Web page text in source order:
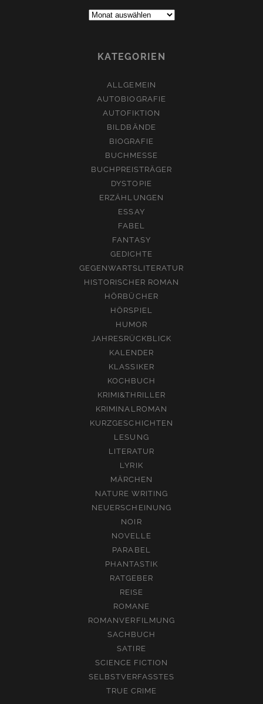
Archive:
KATEGORIEN
ALLGEMEIN
AUTOBIOGRAFIE
AUTOFIKTION
BILDBÄNDE
BIOGRAFIE
BUCHMESSE
BUCHPREISTRÄGER
DYSTOPIE
ERZÄHLUNGEN
ESSAY
FABEL
FANTASY
GEDICHTE
GEGENWARTSLITERATUR
HISTORISCHER ROMAN
HÖRBÜCHER
HÖRSPIEL
HUMOR
JAHRESRÜCKBLICK
KALENDER
KLASSIKER
KOCHBUCH
KRIMI&THRILLER
KRIMINALROMAN
KURZGESCHICHTEN
LESUNG
LITERATUR
LYRIK
MÄRCHEN
NATURE WRITING
NEUERSCHEINUNG
NOIR
NOVELLE
PARABEL
PHANTASTIK
RATGEBER
REISE
ROMANE
ROMANVERFILMUNG
SACHBUCH
SATIRE
SCIENCE FICTION
SELBSTVERFASSTES
TRUE CRIME